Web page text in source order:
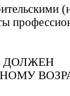
ДОЛЖЕН